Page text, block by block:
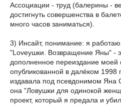
Ассоциации - труд (балерины -
достигнуть совершенства в
много часов заниматься).
3) Инсайт, понимание: я работаю
"Loveушки. Возвращение Яны" -
дополненное переиздание моей
опубликованной в далёком 1998
издавала под псевдонимом Яна
она "Ловушки для одинокой
проект, который я предала и